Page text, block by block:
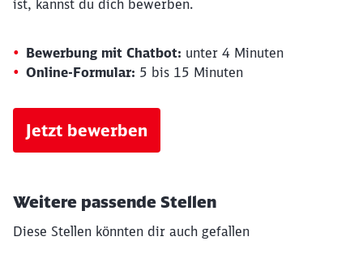
ist, kannst du dich bewerben.
Bewerbung mit Chatbot: unter 4 Minuten
Online-Formular: 5 bis 15 Minuten
Jetzt bewerben
Weitere passende Stellen
Diese Stellen könnten dir auch gefallen